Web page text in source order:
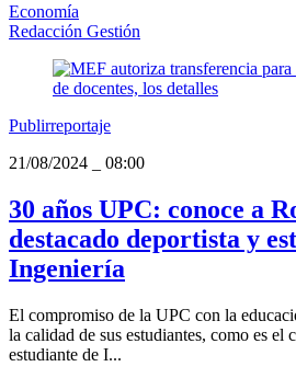
Economía
Redacción Gestión
Publirreportaje
21/08/2024
08:00
30 años UPC: conoce a
destacado deportista y
Ingeniería
El compromiso de la UPC con la
la calidad de sus estudiantes, como es el
estudiante de I...